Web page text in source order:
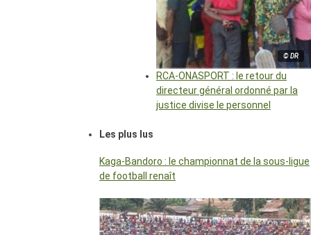
© DR
RCA-ONASPORT : le retour du
directeur général ordonné par la
justice divise le personnel
Les plus lus
Kaga-Bandoro : le championnat de la sous-ligue
de football renaît